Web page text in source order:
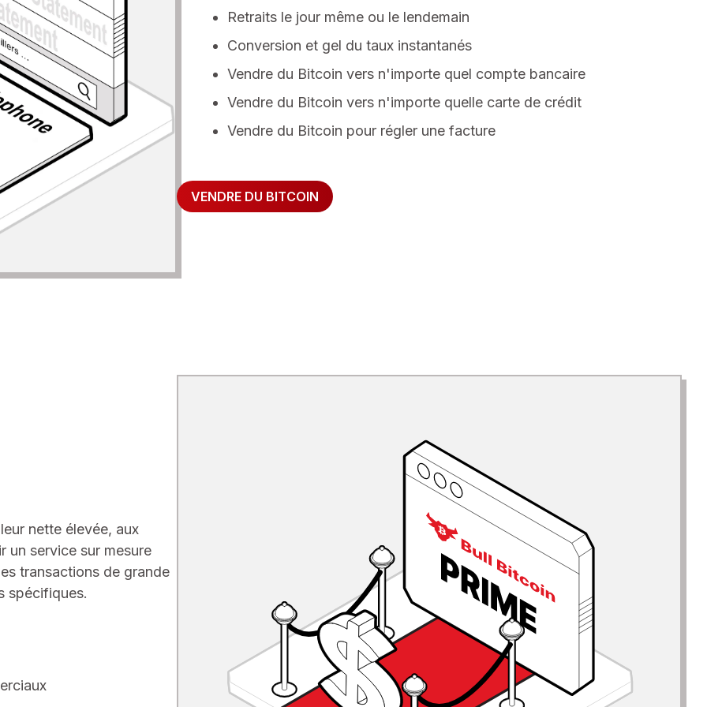
Retraits le jour même ou le lendemain
Conversion et gel du taux instantanés
Vendre du Bitcoin vers n'importe quel compte bancaire
Vendre du Bitcoin vers n'importe quelle carte de crédit
Vendre du Bitcoin pour régler une facture
VENDRE DU BITCOIN
nette élevée, aux
un service sur mesure
transactions de grande
spécifiques.